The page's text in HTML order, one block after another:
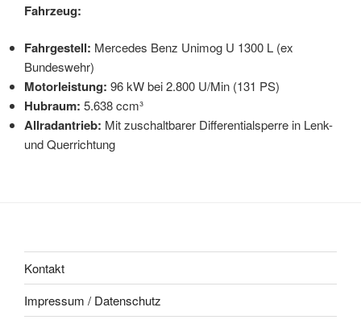
Fahrzeug:
Fahrgestell: Mercedes Benz Unimog U 1300 L (ex
Bundeswehr)
Motorleistung: 96 kW bei 2.800 U/Min (131 PS)
Hubraum: 5.638 ccm³
Allradantrieb: Mit zuschaltbarer Differentialsperre in Lenk-
und Querrichtung
Kontakt
Impressum / Datenschutz